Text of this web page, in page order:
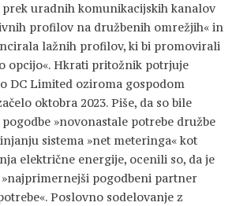
uradnih komunikacijskih kanalov
profilov na družbenih omrežjih« in
lažnih profilov, ki bi promovirali
opcijo«. Hkrati pritožnik potrjuje
DC Limited oziroma gospodom
oktobra 2023. Piše, da so bile
»novonastale potrebe družbe
sistema »net meteringa« kot
električne energije, ocenili so, da je
pogodbeni partner
Poslovno sodelovanje z